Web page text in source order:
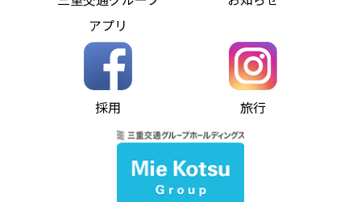
パールシャトル
バス情報の見える化
コミュニティバス
バス・タクシー交通広告
異常事態発生時のお願い
お問い合わせ
ニュースリリース
お問い合わせ
個人情報保護方針
ソーシャルメディア運用ポリシー
ホームページのご利用にあたって
Notes for Using this Website
アプリ
採用 旅行